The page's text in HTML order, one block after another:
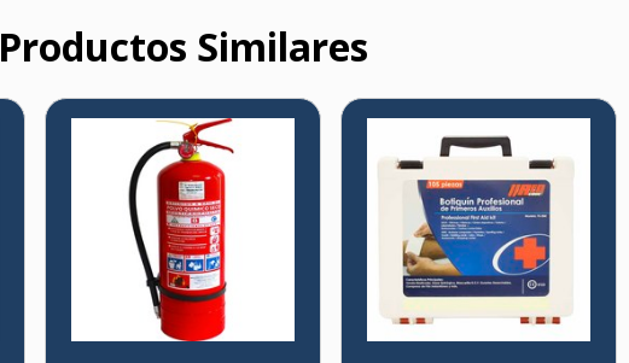
Productos Similares